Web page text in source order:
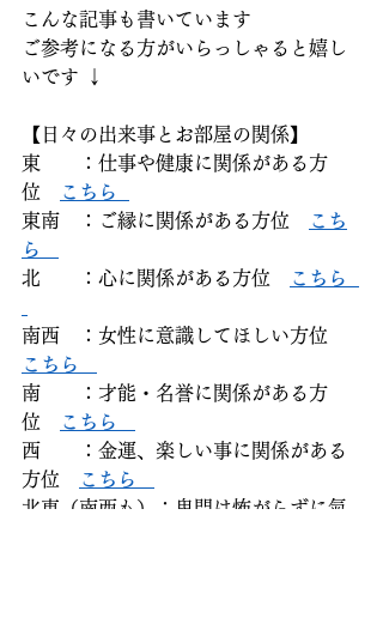
こんな記事も書いています
ご参考になる方がいらっしゃると嬉し
いです ↓
【日々の出来事とお部屋の関係】
東　　：仕事や健康に関係がある方
位
こちら
東南　：ご縁に関係がある方位
こち
ら
北　　：心に関係がある方位
こちら
南西　：女性に意識してほしい方位
こちら
南　　：才能・名誉に関係がある方
位
こちら
西　　：金運、楽しい事に関係がある
方位
こちら
北東（南西も）：鬼門は怖がらずに氣